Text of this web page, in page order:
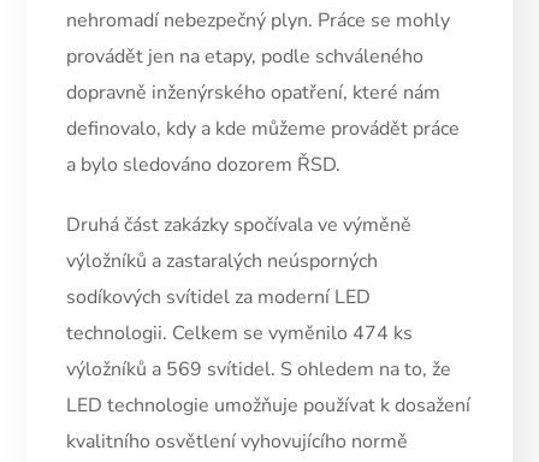
nehromadí nebezpečný plyn. Práce se mohly
provádět jen na etapy, podle schváleného
dopravně inženýrského opatření, které nám
definovalo, kdy a kde můžeme provádět práce
a bylo sledováno dozorem ŘSD.
Druhá část zakázky spočívala ve výměně
výložníků a zastaralých neúsporných
sodíkových svítidel za moderní LED
technologii. Celkem se vyměnilo 474 ks
výložníků a 569 svítidel. S ohledem na to, že
LED technologie umožňuje používat k dosažení
kvalitního osvětlení vyhovujícího normě